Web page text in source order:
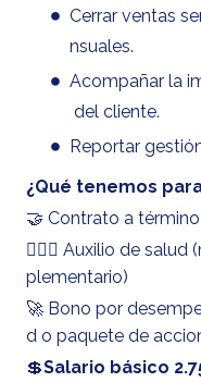
Cerrar ventas
nsuales.
Acompañar la
del cliente.
Reportar
¿Qué tenemos
🤝 Contrato a término
👨🏽‍⚕️ Auxilio de
plementario)
🚀 Bono por
d o paquete de
💲Salario básico